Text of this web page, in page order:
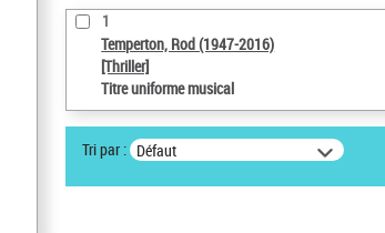
1
Temperton, Rod (1947-2016)
[Thriller]
Titre uniforme musical
Tri par : Défaut